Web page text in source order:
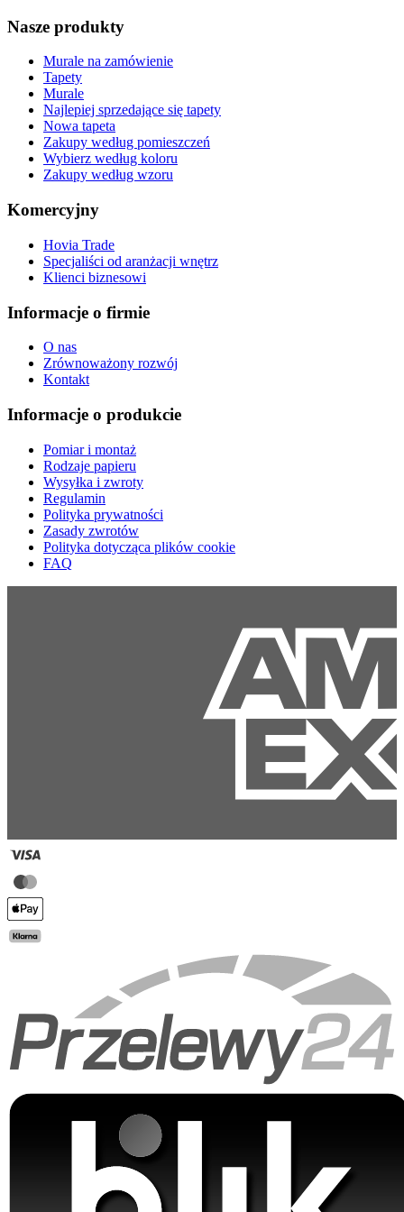
Nasze produkty
Murale na zamówienie
Tapety
Murale
Najlepiej sprzedające się tapety
Nowa tapeta
Zakupy według pomieszczeń
Wybierz według koloru
Zakupy według wzoru
Komercyjny
Hovia Trade
Specjaliści od aranżacji wnętrz
Klienci biznesowi
Informacje o firmie
O nas
Zrównoważony rozwój
Kontakt
Informacje o produkcie
Pomiar i montaż
Rodzaje papieru
Wysyłka i zwroty
Regulamin
Polityka prywatności
Zasady zwrotów
Polityka dotycząca plików cookie
FAQ